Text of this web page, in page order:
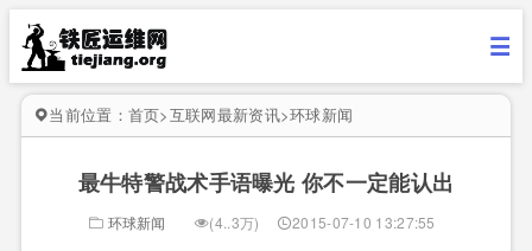
当前位置： 首页>互联网最新资讯>环球新闻
最牛特警战术手语曝光 你不一定能认出
环球新闻 (4..3万) 2015-07-10 13:27:55